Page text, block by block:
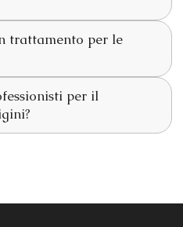
trattamento per le
per il